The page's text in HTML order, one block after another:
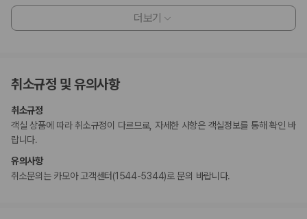
이 숙박 시설은 안전을 위해 소화기, 연기 감지기, 보안 시스템, 구급상자 등
고객 정책과 문화적 기준이나 규범은 국가 및 숙박 시설에 따라 다를 수 있
만 11 세 이하 아동은 부모 또는 보호자와 같은 객실에서 침구를 추가하지
않고 이용할 경우 무료로 숙박할 수 있습니다(최대 2명).
부가 정보
추가 안내사항
더보기
취소규정 및 유의사항
취소규정
객실 상품에 따라 취소규정이 다르므로, 자세한 사항은 객실정보를 통해 확인 바
랍니다.
유의사항
취소문의는 카모아 고객센터(1544-5344)로 문의 바랍니다.